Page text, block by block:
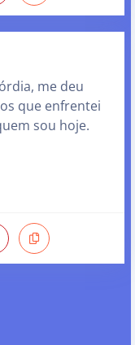
me deu
que enfrentei
sou hoje.